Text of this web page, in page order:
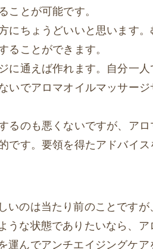
とが可能です。
にちょうどいいと思います。
ことができます。
に通えば作れます。自分一人
いでアロマオイルマッサージ
るのも悪くないですが、アロ
です。要領を得たアドバイス
のは当たり前のことですが、
うな状態でありたいなら、ア
運んでアンチエイジングケア